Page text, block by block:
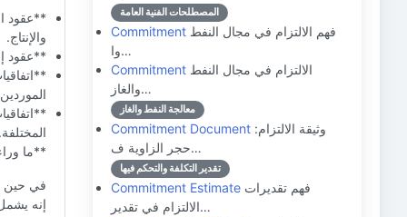
**عقود
والإنتاج.
**عقود
المختلفة.
**ما
في حين
إنه
المصطلحات الفنية العامة
Commitment
وا…
Commitment
والغاز…
معالجة النفط والغاز
Commitment Document
حجر الزاوية ف…
تقدير التكلفة والتحكم فيها
Commitment Estimate
الالتزام في تقدير…